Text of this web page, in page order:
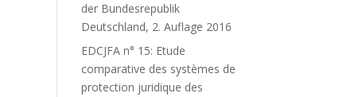
der Bundesrepublik
Deutschland, 2. Auflage 2016
EDCJFA n° 15: Etude
comparative des systèmes de
protection juridique des